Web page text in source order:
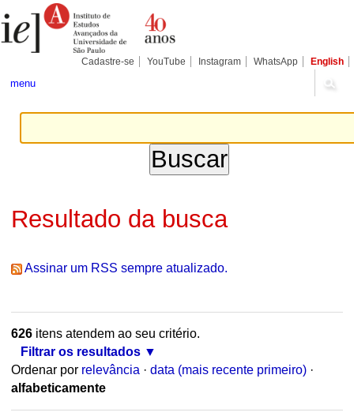
para
conteúdo.
Pessoais
Cadastre-se YouTube Instagram WhatsApp English
menu
Resultado da busca
Assinar um RSS sempre atualizado.
626itens atendem ao seu critério.
Filtrar os resultados
Ordenar por relevância · data (mais recente primeiro) ·
alfabeticamente